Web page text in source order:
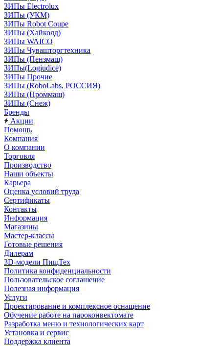
ЗИПы Electrolux
ЗИПы (УКМ)
ЗИПы Robot Coupe
ЗИПы (Хайколд)
ЗИПы WAICO
ЗИПы Чувашторгтехника
ЗИПы (Пензмаш)
ЗИПы(Logiudice)
ЗИПы Прочие
ЗИПы (RoboLabs, РОССИЯ)
ЗИПы (Проммаш)
ЗИПы (Снеж)
Бренды
Акции
Помощь
Компания
О компании
Торговля
Производство
Наши объекты
Карьера
Оценка условий труда
Сертификаты
Контакты
Информация
Магазины
Мастер-классы
Готовые решения
Дилерам
3D-модели ПищТех
Политика конфиденциальности
Пользовательское соглашение
Полезная информация
Услуги
Проектирование и комплексное оснащение
Обучение работе на пароконвектомате
Разработка меню и технологических карт
Установка и сервис
Поддержка клиента